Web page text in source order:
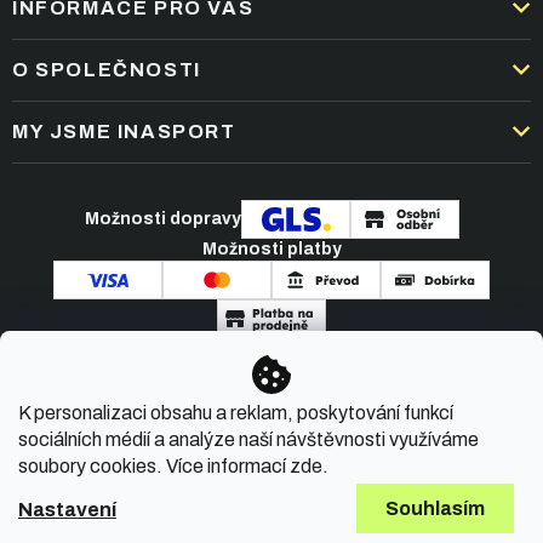
K personalizaci obsahu a reklam, poskytování funkcí
sociálních médií a analýze naší návštěvnosti využíváme
soubory cookies. Více informacízde.
Nastavení Souhlasím
INFORMACE PRO VÁS
DOPRAVA A PLATBA
OBCHODNÍ PODMÍNKY
REKLAMACE A VRÁCENÍ ZBOŽÍ
PODMÍNKY AKCÍ
O SPOLEČNOSTI
KARIÉRA
NEJČASTĚJŠÍ OTÁZKY
MY JSME INASPORT
ČLÁNKY A NOVINKY
KONTAKT
Možnosti dopravy
Možnosti platby
Copyright 2026INASPORT.CZ. Všechna práva
vyhrazena.